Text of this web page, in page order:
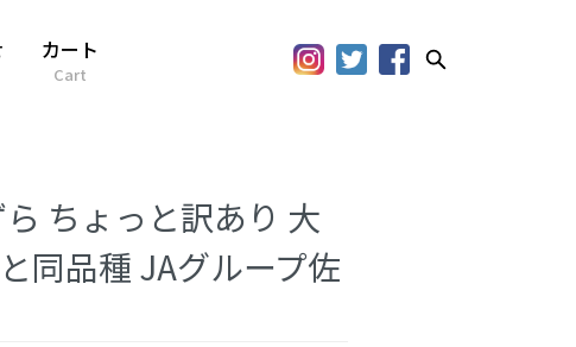
カート
Cart
ちょっと訳あり 大
同品種 JAグループ佐